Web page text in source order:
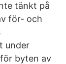
tänkt på
för- och
under
byten av